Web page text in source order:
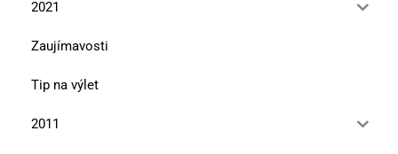
2021
Zaujímavosti
Tip na výlet
2011